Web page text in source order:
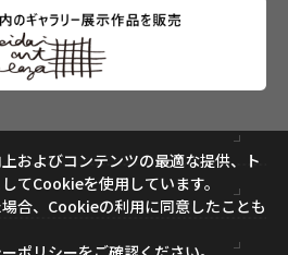
およびコンテンツの最適な提供、ト
てCookieを使用しています。
合、Cookieの利用に同意したことも